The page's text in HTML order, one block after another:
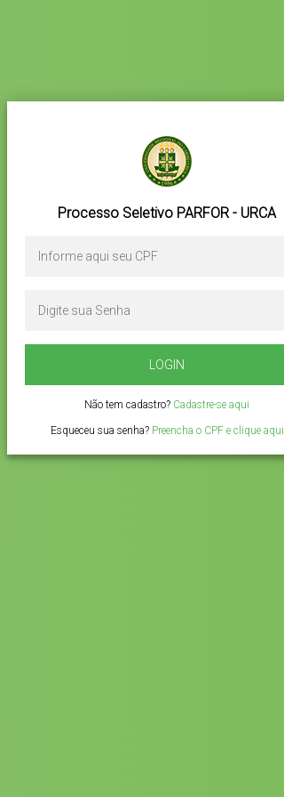
Processo Seletivo PARFOR - URCA
LOGIN
Não tem cadastro? Cadastre-se aqui
Esqueceu sua senha? Preencha o CPF e clique aqui